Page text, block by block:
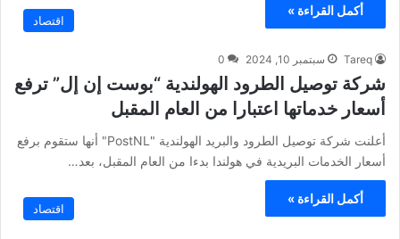
أكمل القراءة »
اقتصاد
Tareq سبتمبر 10, 2024 0
شركة توصيل الطرود الهولندية “بوست إن إل” ترفع
أسعار خدماتها اعتبارا من العام المقبل
أعلنت شركة توصيل الطرود والبريد الهولندية "PostNL" أنها ستقوم برفع
أسعار الخدمات البريدية في هولندا بدءا من العام المقبل، بعد…
أكمل القراءة »
اقتصاد